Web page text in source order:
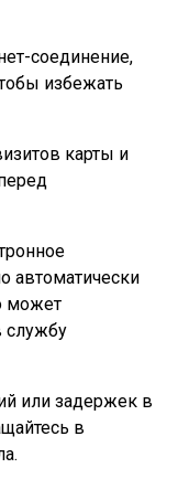
соединение,
избежать
карты и
автоматически
может
службу
или задержек в
в